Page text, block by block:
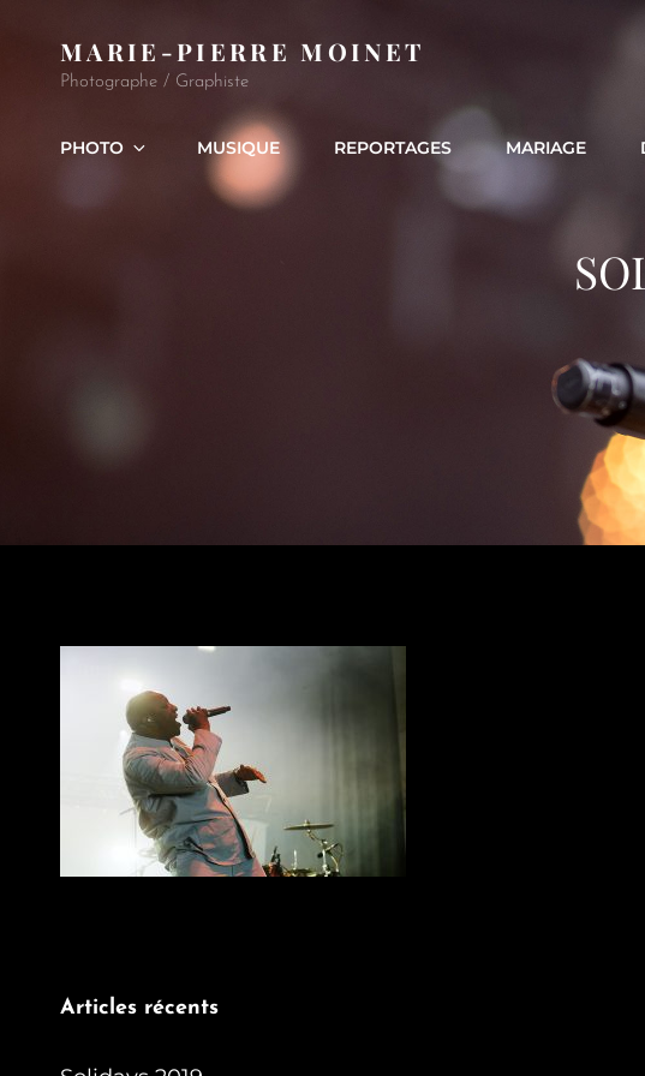
MARIE-PIERRE MOINET
Photographe / Graphiste
PHOTO MUSIQUE REPORTAGES MARIAGE
Articles récents